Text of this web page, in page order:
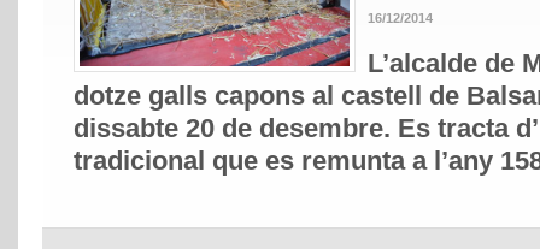
16/12/2014
L’alcalde de
dotze galls capons al castell de
dissabte 20 de desembre. Es tracta
tradicional que es remunta a l’any